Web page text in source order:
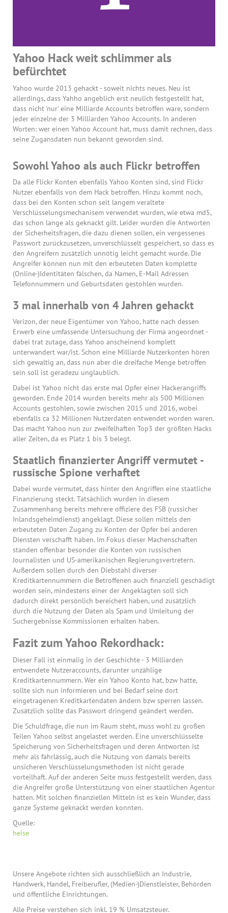
Yahoo Hack weit schlimmer als
befürchtet
Yahoo wurde 2013 gehackt - soweit nichts neues. Neu ist
allerdings, dass Yahho angeblich erst neulich festgestellt hat,
dass nicht 'nur' eine Milliarde Accounts betroffen ware, sondern
jeder einzelne der 3 Milliarden Yahoo Accounts. In anderen
Worten: wer einen Yahoo Account hat, muss damit rechnen, dass
seine Zugansdaten nun bekannt geworden sind.
Sowohl Yahoo als auch Flickr betroffen
Da alle Flickr Konten ebenfalls Yahoo Konten sind, sind Flickr
Nutzer ebenfalls von dem Hack betroffen. Hinzu kommt noch,
dass bei den Konten schon seit langem veraltete
Verschlüsselungsmechanisem verwendet wurden, wie etwa md5,
das schon lange als geknackt gilt. Leider wurden die Antworten
der Sicherheitsfragen, die dazu dienen sollen, ein vergessenes
Passwort zurückzusetzen, unverschlüsselt gespeichert, so dass es
den Angreifern zusätzlich unnötig leicht gemacht wurde. Die
Angreifer können nun mit den erbeuteten Daten komplette
(Online-)Identitäten fälschen, da Namen, E-Mail Adressen
Telefonnummern und Geburtsdaten gestohlen wurden.
3 mal innerhalb von 4 Jahren gehackt
Verizon, der neue Eigentümer von Yahoo, hatte nach dessen
Erwerb eine umfassende Untersuchung der Firma angeordnet -
dabei trat zutage, dass Yahoo anscheinend komplett
unterwandert war/ist. Schon eine Milliarde Nutzerkonten hören
sich gewaltig an, dass nun aber die dreifache Menge betroffen
sein soll ist geradezu unglaublich.
Dabei ist Yahoo nicht das erste mal Opfer einer Hackerangriffs
geworden. Ende 2014 wurden bereits mehr als 500 Millionen
Accounts gestohlen, sowie zwischen 2015 und 2016, wobei
ebenfalls ca 32 Millionen Nutzerdaten entwendet worden waren.
Das macht Yahoo nun zur zweifelhaften Top3 der größten Hacks
aller Zeiten, da es Platz 1 bis 3 belegt.
Staatlich finanzierter Angriff vermutet -
russische Spione verhaftet
Dabei wurde vermutet, dass hinter den Angriffen eine staatliche
Finanzierung steckt. Tatsächlich wurden in diesem
Zusammenhang bereits mehrere offiziere des FSB (russicher
Inlandsgeheimdienst) angeklagt. Diese sollen mittels den
erbeuteten Daten Zugang zu Konten der Opfer bei anderen
Diensten verschafft haben. Im Fokus dieser Machenschaften
standen offenbar besonder die Konten von russischen
Journalisten und US-amerikanischen Regierungsvertretern.
Außerdem sollen durch den Diebstahl diverser
Kreditkartennummern die Betroffenen auch finanziell geschädigt
worden sein, mindestens einer der Angeklagten soll sich
dadurch direkt persönlich bereichert haben, und zusätzlich
durch die Nutzung der Daten als Spam und Umleitung der
Suchergebnisse Kommissionen erhalten haben.
Fazit zum Yahoo Rekordhack:
Dieser Fall ist einmalig in der Geschichte - 3 Milliarden
entwendete Nutzeraccounts, darunter unzählige
Kreditkartennummern. Wer ein Yahoo Konto hat, bzw hatte,
sollte sich nun informieren und bei Bedarf seine dort
eingetragenen Kreditkartendaten ändern bzw sperren lassen.
Zusätzlich sollte das Passwort dringend geändert werden.
Die Schuldfrage, die nun im Raum steht, muss wohl zu großen
Teilen Yahoo selbst angelastet werden. Eine unverschlüsselte
Speicherung von Sicherheitsfragen und deren Antworten ist
mehr als fahrlässig, auch die Nutzung von damals bereits
unsicheren Verschlüsselungsmethoden ist nicht gerade
vorteilhaft. Auf der anderen Seite muss festgestellt werden, dass
die Angreifer große Unterstützung von einer staatlichen Agentur
hatten. Mit solchen finanziellen Mitteln ist es kein Wunder, dass
ganze Systeme geknackt werden konnten.
Quelle:
heise
Unsere Angebote richten sich ausschließlich an Industrie,
Handwerk, Handel, Freiberufler, (Medien-)Dienstleister, Behörden
und öffentliche Einrichtungen.
Alle Preise verstehen sich inkl. 19 % Umsatzsteuer.